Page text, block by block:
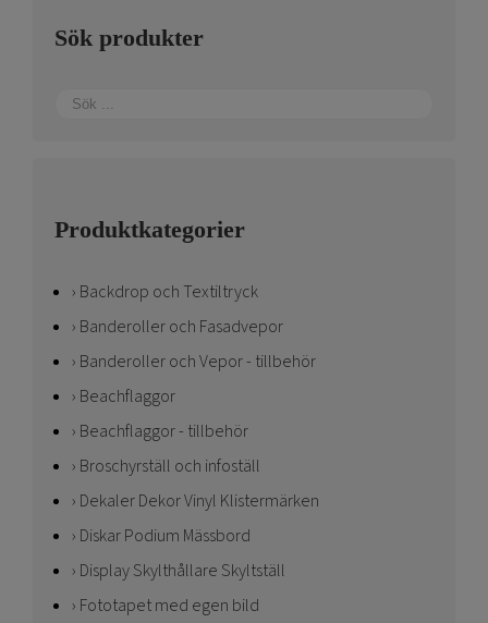
Sök produkter
Produktkategorier
Backdrop och Textiltryck
Banderoller och Fasadvepor
Banderoller och Vepor - tillbehör
Beachflaggor
Beachflaggor - tillbehör
Broschyrställ och infoställ
Dekaler Dekor Vinyl Klistermärken
Diskar Podium Mässbord
Display Skylthållare Skyltställ
Fototapet med egen bild